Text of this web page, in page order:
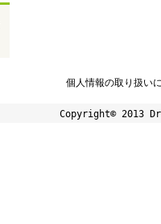
個人情報の取り扱い
Copyright© 2013